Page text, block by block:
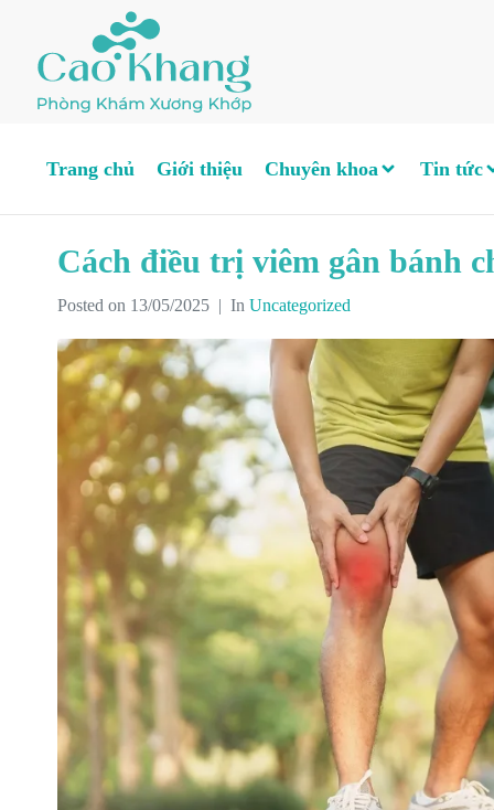
Trang chủ Giới thiệu Chuyên khoa Tin tức
Cách điều trị viêm gân bánh
Posted on 13/05/2025 In Uncategorized